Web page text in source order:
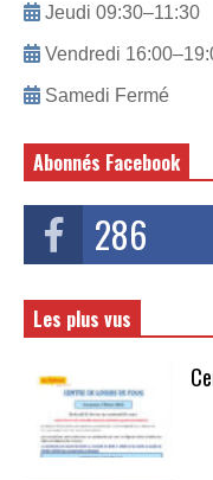
Jeudi 09:30–11:30
Vendredi
Samedi Fermé
Abonnés Facebook
286
Les plus vus